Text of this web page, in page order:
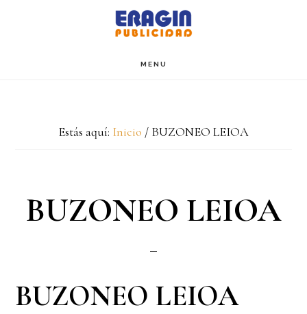
MENU
Estás aquí: Inicio / BUZONEO LEIOA
BUZONEO LEIOA
BUZONEO LEIOA